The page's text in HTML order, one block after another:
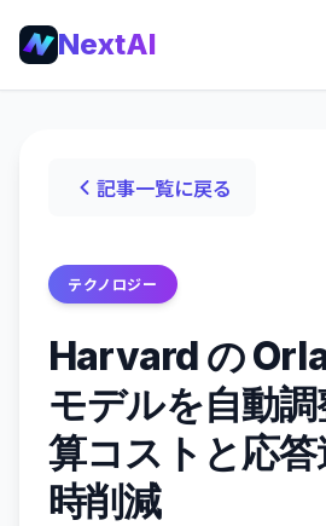
NextAI
記事一覧に戻る
テクノロジー
Harvard の
モデルを自動
算コストと応答
時削減